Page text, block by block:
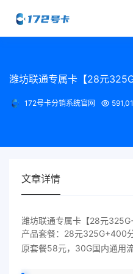
潍坊联通专属卡【28元
172号卡分销系统官网
文章详情
潍坊联通专属卡【28元
产品套餐：28元325G+400
原套餐58元，30G国内通用